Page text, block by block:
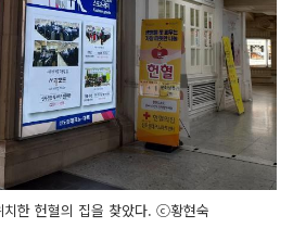
치한 헌혈의 집을 찾았다. ⓒ황현숙